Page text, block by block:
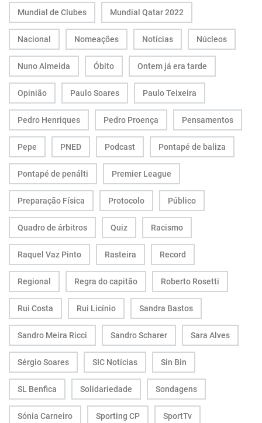
Mundial de Clubes Mundial Qatar 2022
Nacional Nomeações Notícias Núcleos
Nuno Almeida Óbito Ontem já era tarde
Opinião Paulo Soares Paulo Teixeira
Pedro Henriques Pedro Proença Pensamentos
Pepe PNED Podcast Pontapé de baliza
Pontapé de penálti Premier League
Preparação Física Protocolo Público
Quadro de árbitros Quiz Racismo
Raquel Vaz Pinto Rasteira Record
Regional Regra do capitão Roberto Rosetti
Rui Costa Rui Licínio Sandra Bastos
Sandro Meira Ricci Sandro Scharer Sara Alves
Sérgio Soares SIC Notícias Sin Bin
SL Benfica Solidariedade Sondagens
Sónia Carneiro Sporting CP SportTv